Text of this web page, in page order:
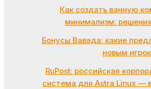
Как создать ванную
минимализм:
Бонусы Вавада: какие
новым
RuPost: российская
система для Astra Linux —